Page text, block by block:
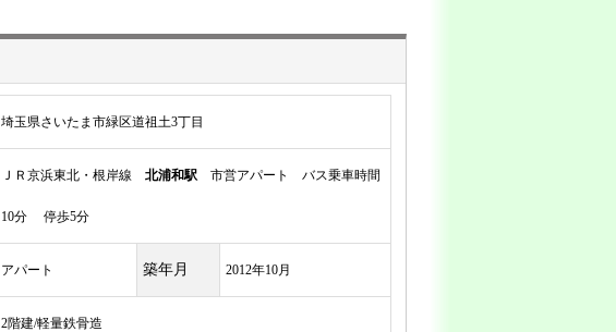
埼玉県さいたま市緑区道祖土3丁目
ＪＲ京浜東北・根岸線 北浦和駅 市営アパート バス乗車時間
10分 停歩5分
アパート 築年月 2012年10月
2階建/軽量鉄骨造